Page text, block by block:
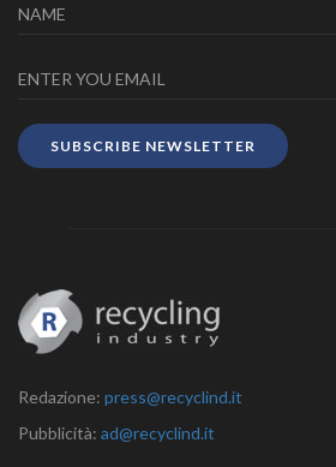
SUBSCRIBE NEWSLETTER
Redazione: press@recyclind.it
Pubblicità: ad@recyclind.it